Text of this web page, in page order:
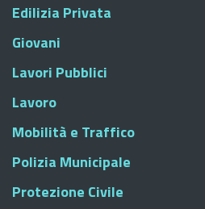
Edilizia Privata
Giovani
Lavori Pubblici
Lavoro
Mobilità e Traffico
Polizia Municipale
Protezione Civile